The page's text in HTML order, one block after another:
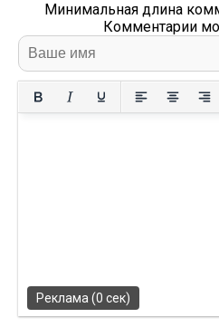
Минимальная длина
Комментарии
Реклама (0 сек)